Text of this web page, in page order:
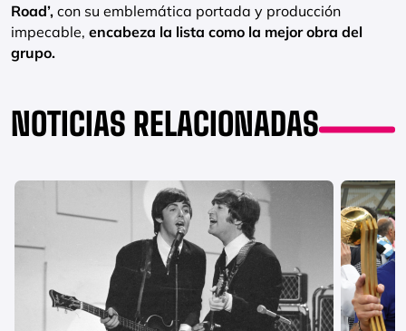
Road’, con su emblemática portada y producción
impecable, encabeza la lista como la mejor obra del
grupo.
NOTICIAS RELACIONADAS